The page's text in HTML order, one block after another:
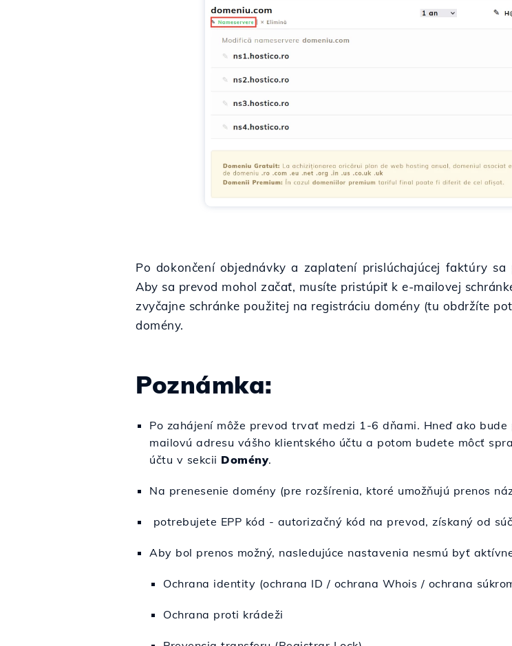
Po dokončení objednávky a zaplatení prislúchajúcej faktúry sa
Aby sa prevod mohol začať, musíte pristúpiť k e-mailovej
zvyčajne schránke použitej na registráciu domény (tu obdržíte
domény.
Poznámka:
Po zahájení môže prevod trvať medzi 1-6 dňami. Hneď ako
mailovú adresu vášho klientského účtu a potom budete môcť
účtu v sekcii Domény.
Na prenesenie domény (pre rozšírenia, ktoré umožňujú prenos
potrebujete EPP kód - autorizačný kód na prevod, získaný od
Aby bol prenos možný, nasledujúce nastavenia nesmú byť
Ochrana identity (ochrana ID / ochrana Whois / ochrana
Ochrana proti krádeži